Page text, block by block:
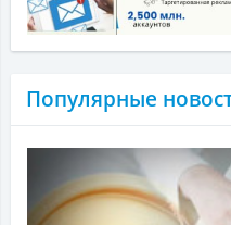
Популярные